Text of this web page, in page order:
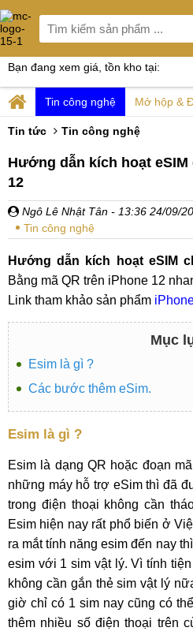
Bạn đang xem giá, tồn kho tại:
Tin công nghệ Mở hộp &
Tin tức Tin công nghệ
Hướng dẫn kích hoạt
12
Ngô Lê Nhật Tân - 13:36 24/09/
Tin công nghệ
Hướng dẫn kích hoạt eSIM
Bằng mã QR trên iPhone 12
Link tham khảo sản phẩm
Mục
Esim là gì ?
Các bước thêm eSim.
Esim là gì ?
Esim là dạng QR hoặc đoạn
những máy hỗ trợ eSim thì đã
trong điện thoại không cần
Esim hiện nay rất phổ biến ở
ra mắt tính năng esim đến nay
esim với 1 sim vật lý. Vì tính
không cần gắn thẻ sim vật lý
giờ chỉ có 1 sim nay cũng có
thêm nhiều số điện thoại trên